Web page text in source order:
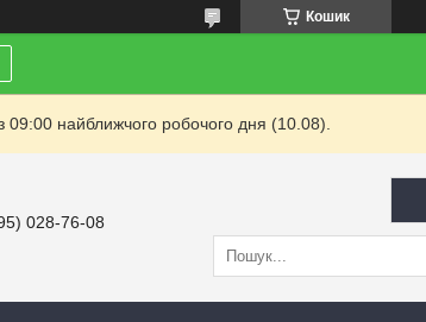
Кошик
09:00 найближчого робочого дня (10.08).
028-76-08